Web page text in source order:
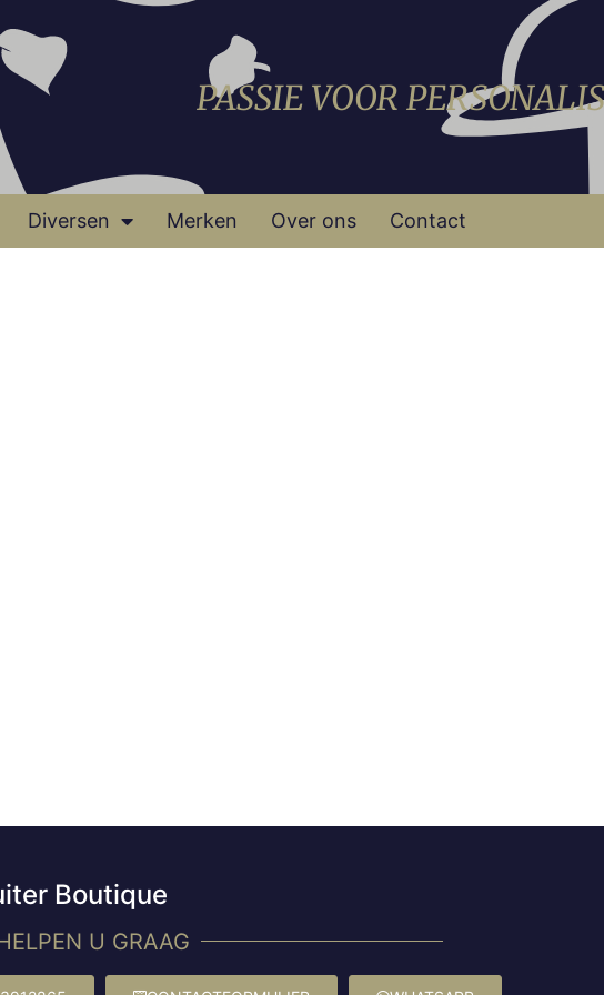
PASSIE VOOR
Diversen Merken Over ons Contact
Boutique
U GRAAG